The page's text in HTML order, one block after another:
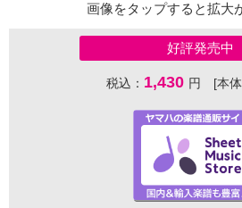
画像をタップすると拡大
好評発売中
税込： 1,430 円 [本体